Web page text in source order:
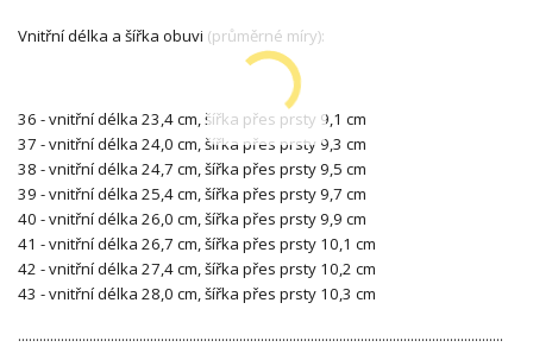
Vnitřní délka a šířka obuvi (průměrné míry):
36 - vnitřní délka 23,4 cm, šířka přes prsty 9,1 cm
37 - vnitřní délka 24,0 cm, šířka přes prsty 9,3 cm
38 - vnitřní délka 24,7 cm, šířka přes prsty 9,5 cm
39 - vnitřní délka 25,4 cm, šířka přes prsty 9,7 cm
40 - vnitřní délka 26,0 cm, šířka přes prsty 9,9 cm
41 - vnitřní délka 26,7 cm, šířka přes prsty 10,1 cm
42 - vnitřní délka 27,4 cm, šířka přes prsty 10,2 cm
43 - vnitřní délka 28,0 cm, šířka přes prsty 10,3 cm
........................................................................................................................................